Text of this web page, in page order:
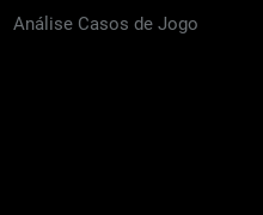
Análise Casos de Jogo